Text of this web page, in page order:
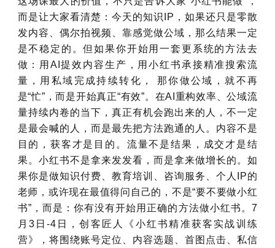
而是让大家看清楚： 今天的知识IP，如果还只是零散
发内容、偶尔拍视频、靠感觉做公域，那么结果一定
是不稳定的。但如果你开始用一套更系统的方法去
做：用AI提效内容生产，用小红书承接精准搜索流
量，用私域完成持续转化， 那你做公域，就不再
是“忙”，而是开始真正“有效”。在AI重构效率、公域流
量持续内卷的当下，真正有机会跑出来的人，不一定
是最会喊的人，而是最先把方法跑通的人。内容不是
目的，获客才是目的。流量不是结果，成交才是结
果。小红书不是拿来发发看，而是拿来做增长的。如
果你是做知识付费、教育培训、咨询服务、个人IP的
老师，或许现在最值得问自己的，不是“要不要做小红
书”，而是：你有没有开始用正确的方法做小红书。7
月3日-4日，创客匠人《小红书精准获客实战训练
营》，将围绕账号定位、内容选题、首图点击、私信